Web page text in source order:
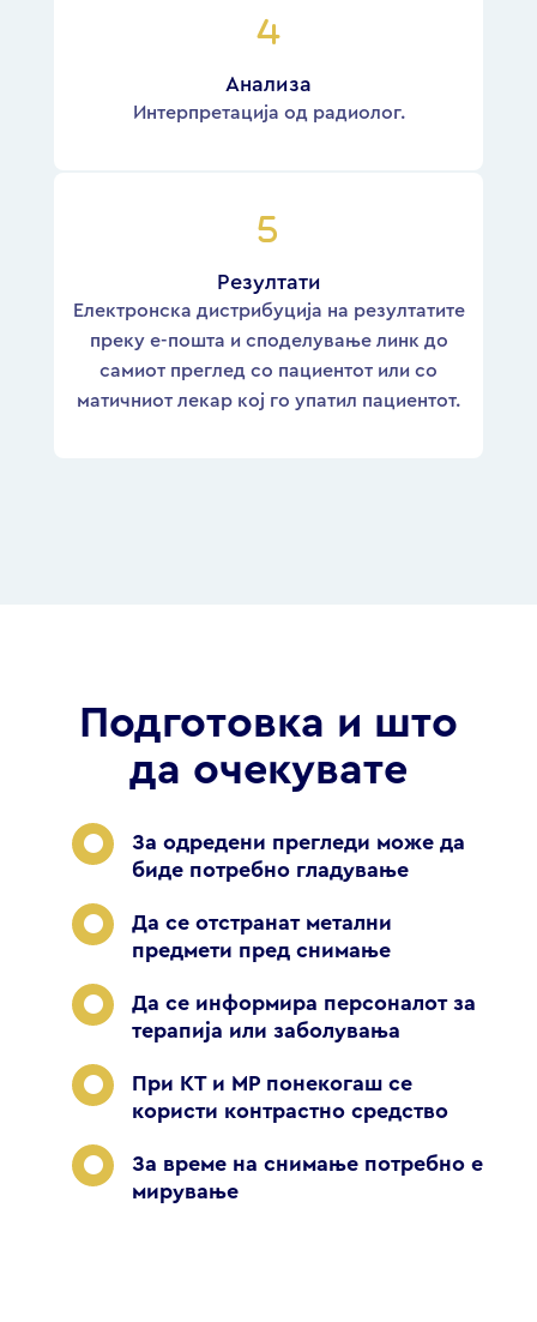
Анализа
Интерпретација од радиолог.
Резултати
Електронска дистрибуција на резултатите
преку е-пошта и споделување линк до
самиот преглед со пациентот или со
матичниот лекар кој го упатил пациентот.
Подготовка и што
да очекувате
За одредени прегледи може да
биде потребно гладување
Да се отстранат метални
предмети пред снимање
Да се информира персоналот за
терапија или заболувања
При КТ и МР понекогаш се
користи контрастно средство
За време на снимање потребно е
мирување